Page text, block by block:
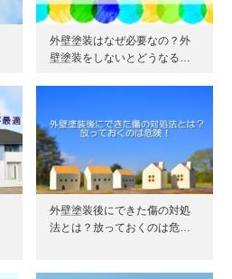
外壁塗装はなぜ必要なの？外
壁塗装をしないとどうなる…
外壁塗装後にできた傷の対処
法とは？放っておくのは危…